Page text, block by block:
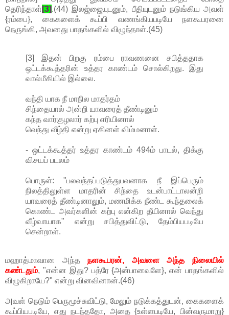
தெரிந்தாள் [3].(44) இலஜ்ஜையுடனும், பீதியுடனும் நடுங்கிய அவள்
{ரம்பை}, கைகளைக் கூப்பி வணங்கியபடியே நளகூபரனை
நெருங்கி, அவனது பாதங்களில் விழுந்தாள்.(45)
[3] இதன் பிறகு ரம்பை ராவணனை சபித்ததாக
ஒட்டக்கூத்தரின் உத்தர காண்டம் சொல்கிறது. இது
வால்மீகியில் இல்லை.
வந்தி யாக நீ மாநில மாதர்தம்
சிந்தையால் அன்றி யாவரைத் தீண்டினும்
கந்த வார்குழலார் கற்பு எரியினால்
வெந்து வீழ்தி என்று ஏகினள் விம்மனாள்.
- ஒட்டக்கூத்தர் உத்தர காண்டம் 494ம் பாடல், திக்கு
விசயப் படலம்
பொருள்: "பலவந்தப்படுத்துபவனாக நீ இப்பெரும்
நிலத்திலுள்ள மாதரின் சிந்தை உடன்பாட்டாலன்றி
யாவரைத் தீண்டினாலும், மணமிக்க நீண்ட கூந்தலைக்
கொண்ட அவர்களின் கற்பு என்கிற தீயினால் வெந்து
வீழ்வாயாக" என்று சபித்துவிட்டு, தேம்பியபடியே
சென்றாள்.
மஹாத்மாவான அந்தநளகூபரன், அவளை அந்த நிலையில்
கண்டதும், "என்ன இது? பத்ரே {அன்பானவளே}, என் பாதங்களில்
விழுகிறாயே?" என்று வினவினான்.(46)
அவள் நெடும் பெருமூச்சுவிட்டு, மேலும் நடுக்கத்துடன், கைகளைக்
கூப்பியபடியே, எது நடந்ததோ, அதை {உள்ளபடியே, பின்வருமாறு}